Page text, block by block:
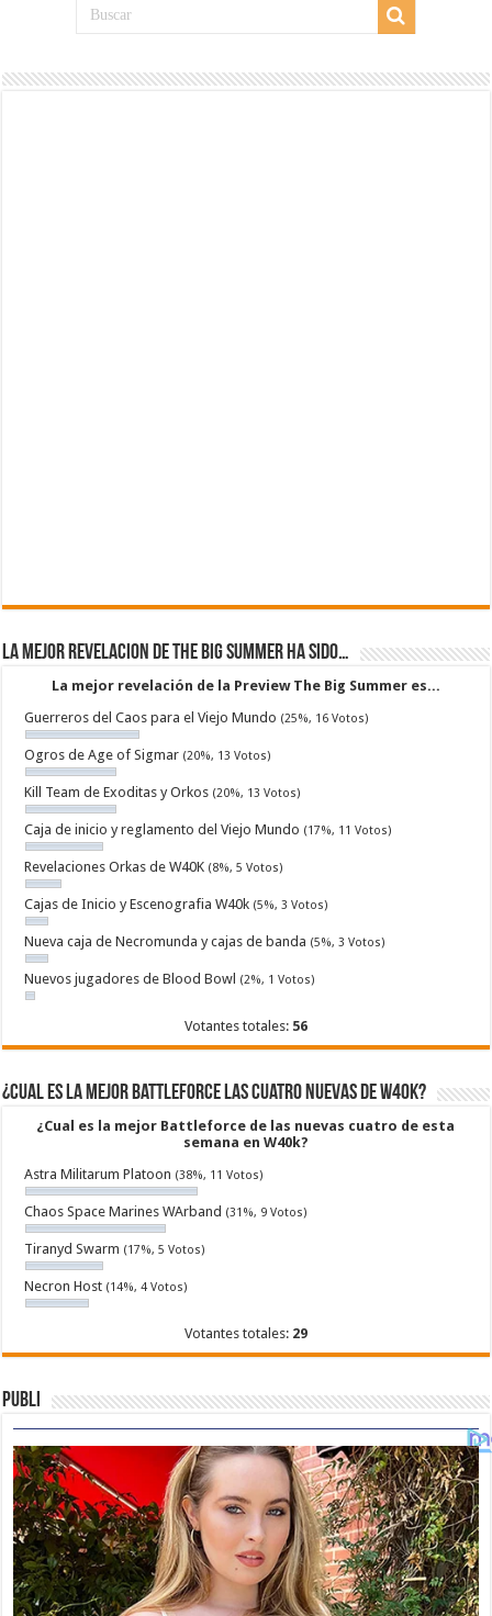
La mejor revelacion de The Big Summer ha sido…
La mejor revelación de la Preview The Big Summer es...
Guerreros del Caos para el Viejo Mundo (25%, 16 Votos)
Ogros de Age of Sigmar (20%, 13 Votos)
Kill Team de Exoditas y Orkos (20%, 13 Votos)
Caja de inicio y reglamento del Viejo Mundo (17%, 11 Votos)
Revelaciones Orkas de W40K (8%, 5 Votos)
Cajas de Inicio y Escenografia W40k (5%, 3 Votos)
Nueva caja de Necromunda y cajas de banda (5%, 3 Votos)
Nuevos jugadores de Blood Bowl (2%, 1 Votos)
Votantes totales: 56
¿Cual es la mejor Battleforce las cuatro nuevas de W40k?
¿Cual es la mejor Battleforce de las nuevas cuatro de esta
semana en W40k?
Astra Militarum Platoon (38%, 11 Votos)
Chaos Space Marines WArband (31%, 9 Votos)
Tiranyd Swarm (17%, 5 Votos)
Necron Host (14%, 4 Votos)
Votantes totales: 29
Publi